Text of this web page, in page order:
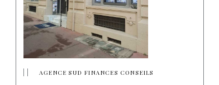
AGENCE SUD FINANCES CONSEILS